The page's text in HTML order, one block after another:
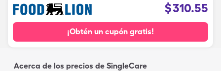
$310.55
¡Obtén un cupón gratis!
Acerca de los precios de SingleCare